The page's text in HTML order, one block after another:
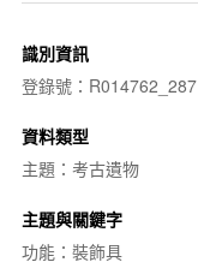
識別資訊
登錄號：R014762_287
資料類型
主題：考古遺物
主題與關鍵字
功能：裝飾具